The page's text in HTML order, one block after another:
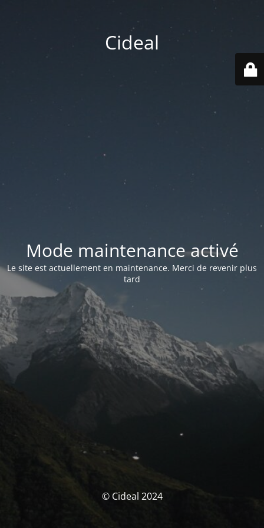
Cideal
Mode maintenance activé
Le site est actuellement en maintenance. Merci de revenir plus
tard
© Cideal 2024